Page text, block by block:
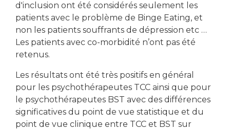
d'inclusion ont été considérés seulement les
patients avec le problème de Binge Eating, et
non les patients souffrants de dépression etc …
Les patients avec co-morbidité n’ont pas été
retenus.
Les résultats ont été très positifs en général
pour les psychothérapeutes TCC ainsi que pour
le psychothérapeutes BST avec des différences
significatives du point de vue statistique et du
point de vue clinique entre TCC et BST sur